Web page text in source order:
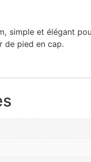
simple et élégant
de pied en cap.